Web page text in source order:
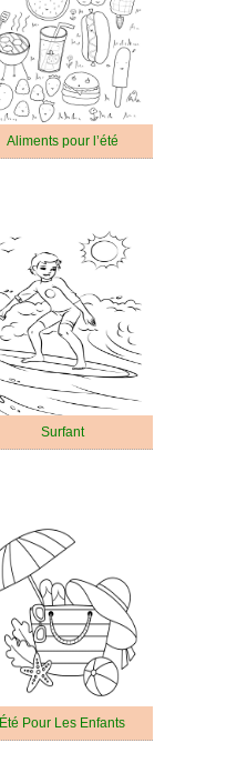
Aliments pour l’été
Surfant
Été Pour Les Enfants